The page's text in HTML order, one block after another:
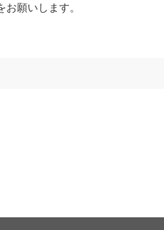
願いします。